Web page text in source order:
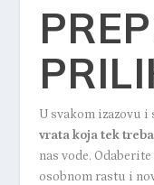
U svakom izazovu i
vrata koja tek
nas vode.
osobnom rastu i